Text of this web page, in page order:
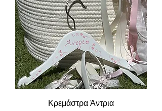
Κρεμάστρα Άντρια